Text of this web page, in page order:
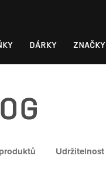
DÁRKY ZNAČKY
Udržitelnost